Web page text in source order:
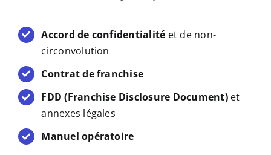
Accord de confidentialité et de non-
circonvolution
Contrat de franchise
FDD (Franchise Disclosure Document)et
annexes légales
Manuel opératoire